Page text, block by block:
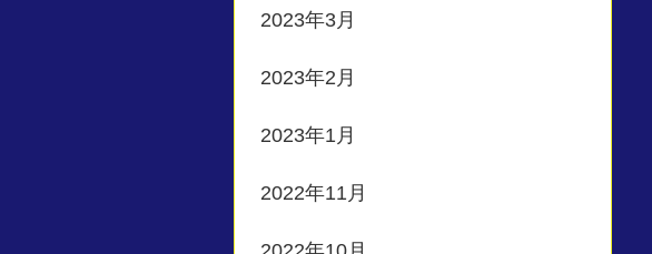
2023年3月
2023年2月
2023年1月
2022年11月